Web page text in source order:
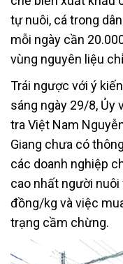
tự nuôi, cá trong
mỗi ngày cần
vùng nguyên liệu
Trái ngược với ý
sáng ngày 29/8, Ủy
tra Việt Nam
Giang chưa có
các doanh nghiệp
cao nhất người
đồng/kg và việc
trạng cầm chừng.